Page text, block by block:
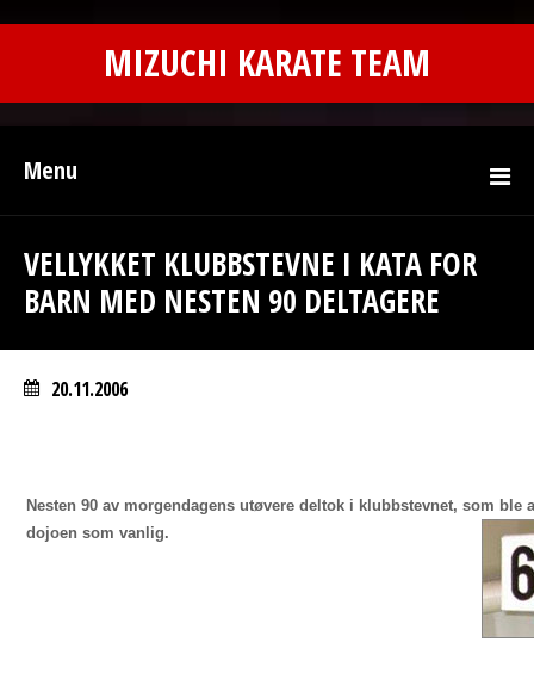
MIZUCHI KARATE TEAM
Menu
VELLYKKET KLUBBSTEVNE I KATA FOR
BARN MED NESTEN 90 DELTAGERE
20.11.2006
Nesten 90 av morgendagens utøvere deltok i klubbstevnet, som ble
dojoen som vanlig.